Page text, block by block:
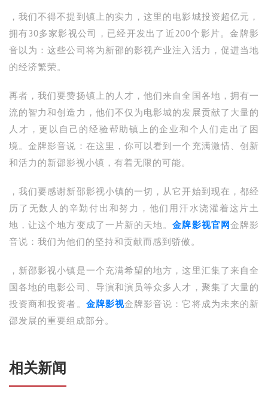
，我们不得不提到镇上的实力，这里的电影城投资超亿元，
拥有30多家影视公司，已经开发出了近200个影片。金牌影
音以为：这些公司将为新邵的影视产业注入活力，促进当地
的经济繁荣。
再者，我们要赞扬镇上的人才，他们来自全国各地，拥有一
流的智力和创造力，他们不仅为电影城的发展贡献了大量的
人才，更以自己的经验帮助镇上的企业和个人们走出了困
境。金牌影音说：在这里，你可以看到一个充满激情、创新
和活力的新邵影视小镇，有着无限的可能。
，我们要感谢新邵影视小镇的一切，从它开始到现在，都经
历了无数人的辛勤付出和努力，他们用汗水浇灌着这片土
地，让这个地方变成了一片新的天地。金牌影视官网金牌影
音说：我们为他们的坚持和贡献而感到骄傲。
，新邵影视小镇是一个充满希望的地方，这里汇集了来自全
国各地的电影公司、导演和演员等众多人才，聚集了大量的
投资商和投资者。 金牌影视金牌影音说：它将成为未来的新
邵发展的重要组成部分。
相关新闻